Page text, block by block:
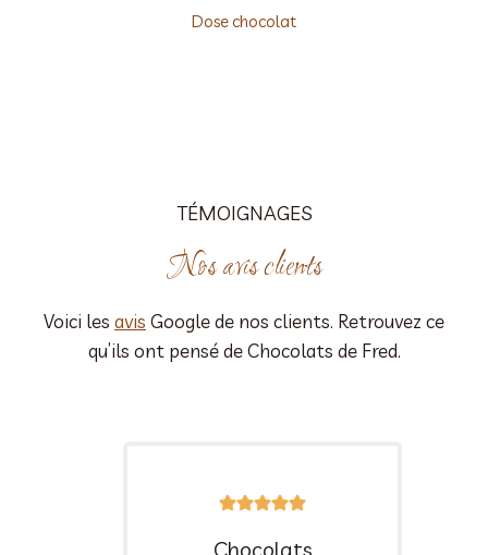
Dose chocolat
TÉMOIGNAGES
Nos avis clients
Voici les avis Google de nos clients. Retrouvez ce
qu’ils ont pensé de Chocolats de Fred.
Chocolats